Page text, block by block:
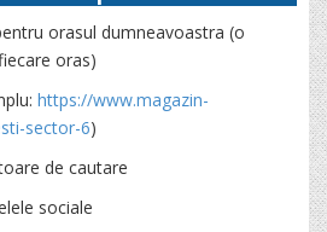
orasul dumneavoastra (o
oras)
https://www.magazin-
sector-6)
de cautare
sociale